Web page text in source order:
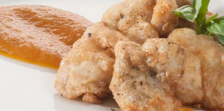
WhatsappFacebook
X